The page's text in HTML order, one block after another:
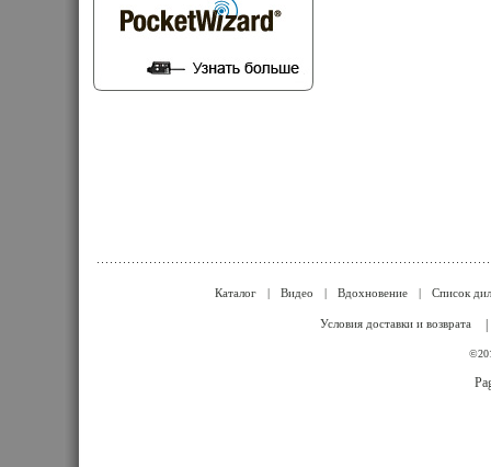
Каталог | Видео | Вдохновение | Список
Условия доставки и возврата